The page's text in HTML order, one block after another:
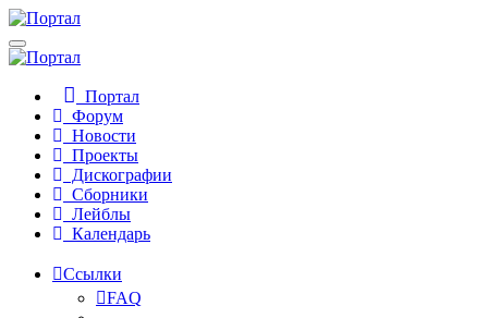
Портал
Форум
Новости
Проекты
Дискографии
Сборники
Лейблы
Календарь
Ссылки
FAQ